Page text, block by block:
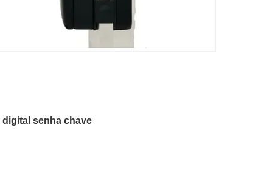
senha chave